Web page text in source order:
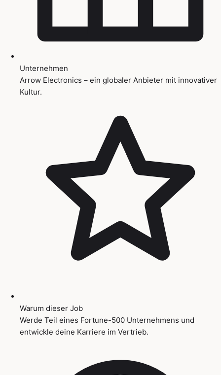
Unternehmen
Arrow Electronics – ein globaler Anbieter mit innovativer
Kultur.
Warum dieser Job
Werde Teil eines Fortune-500 Unternehmens und
entwickle deine Karriere im Vertrieb.